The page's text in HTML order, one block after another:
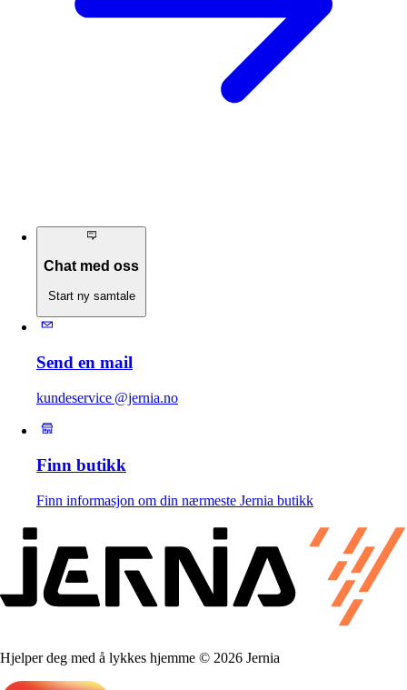
Chat med oss
Start ny samtale
Send en mail
kundeservice @jernia.no
Finn butikk
Finn informasjon om din nærmeste Jernia butikk
Hjelper deg med å lykkes hjemme © 2026 Jernia